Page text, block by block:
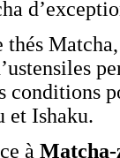
et Ishaku.
à Matcha-